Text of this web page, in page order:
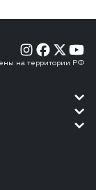
на территории РФ